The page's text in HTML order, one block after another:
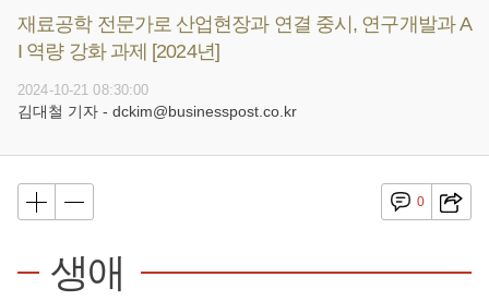
재료공학 전문가로 산업현장과 연결 중시, 연구개발과 A
I 역량 강화 과제 [2024년]
2024-10-21 08:30:00
김대철 기자 - dckim@businesspost.co.kr
0
생애